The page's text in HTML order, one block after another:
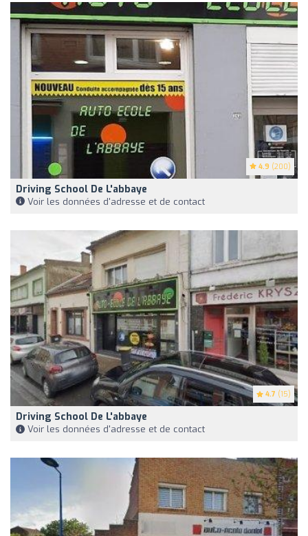
4.9 (200)
Driving School De L'abbaye
Voir les données d'adresse et de contact
4.7 (15)
Driving School De L'abbaye
Voir les données d'adresse et de contact